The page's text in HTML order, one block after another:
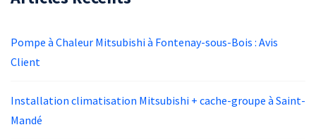
Pompe à Chaleur Mitsubishi à Fontenay-sous-Bois : Avis
Client
Installation climatisation Mitsubishi + cache-groupe à Saint-
Mandé